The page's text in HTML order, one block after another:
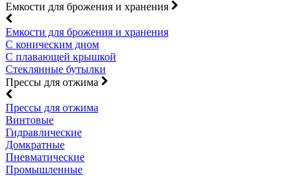
Емкости для брожения и хранения
Емкости для брожения и хранения
С коническим дном
С плавающей крышкой
Стеклянные бутылки
Прессы для отжима
Прессы для отжима
Винтовые
Гидравлические
Домкратные
Пневматические
Промышленные